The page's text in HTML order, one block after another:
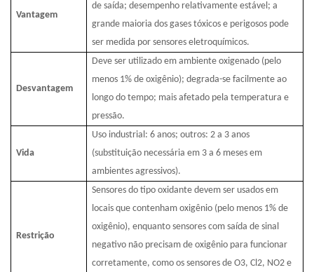
Vantagem
de saída; desempenho relativamente estável; a
grande maioria dos gases tóxicos e perigosos pode
ser medida por sensores eletroquímicos.
Desvantagem
Deve ser utilizado em ambiente oxigenado (pelo
menos 1% de oxigênio); degrada-se facilmente ao
longo do tempo; mais afetado pela temperatura e
pressão.
Vida
Uso industrial: 6 anos; outros: 2 a 3 anos
(substituição necessária em 3 a 6 meses em
ambientes agressivos).
Restrição
Sensores do tipo oxidante devem ser usados ​​em
locais que contenham oxigênio (pelo menos 1% de
oxigênio), enquanto sensores com saída de sinal
negativo não precisam de oxigênio para funcionar
corretamente, como os sensores de O3, Cl2, NO2 e